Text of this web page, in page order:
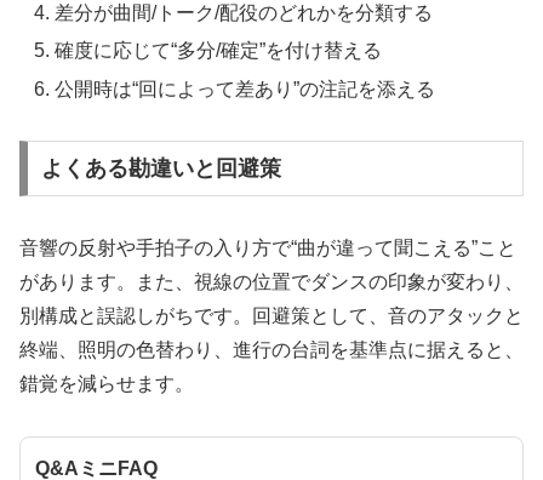
差分が曲間/トーク/配役のどれかを分類する
確度に応じて“多分/確定”を付け替える
公開時は“回によって差あり”の注記を添える
よくある勘違いと回避策
音響の反射や手拍子の入り方で“曲が違って聞こえる”こと
があります。また、視線の位置でダンスの印象が変わり、
別構成と誤認しがちです。回避策として、音のアタックと
終端、照明の色替わり、進行の台詞を基準点に据えると、
錯覚を減らせます。
Q&AミニFAQ